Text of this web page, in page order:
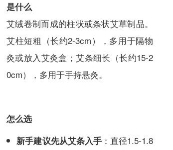
是什么
艾绒卷制而成的柱状或条状艾草制品。
艾柱短粗（长约2-3cm），多用于隔物
灸或放入艾灸盒；艾条细长（长约15-2
0cm），多用于手持悬灸。
怎么选
新手建议先从艾条入手：直径1.5-1.8